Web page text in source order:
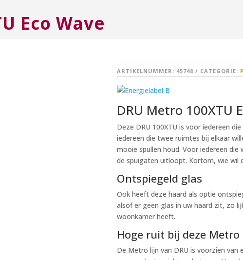
Eco Wave
ARTIKELNUMMER: 45748 CATEGORIE:
DRU Metro 100XTU
Deze DRU 100XTU is voor iedereen
iedereen die twee ruimtes bij elkaar
mooie spullen houd. Voor iedereen
de spuigaten uitloopt. Kortom, wie wil
Ontspiegeld glas
Ook heeft deze haard als optie
alsof er geen glas in uw haard zit, zo
woonkamer heeft.
Hoge ruit bij deze Metro
De Metro lijn van DRU is voorzien